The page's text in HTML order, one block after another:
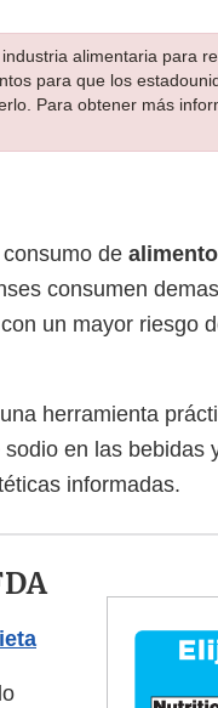
alimentaria para
para que los
Para obtener más
de
consumen
un mayor riesgo
herramienta
en las bebidas
informadas.